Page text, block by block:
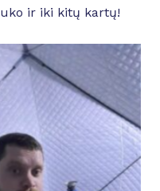
ir iki kitų kartų!
No Caption